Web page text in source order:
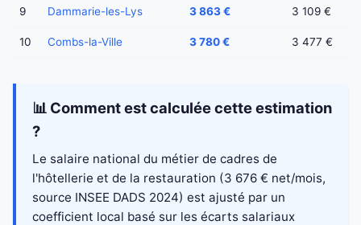
9 Dammarie-les-Lys 3 863 € 3 109 €
10 Combs-la-Ville 3 780 € 3 477 €
📊 Comment est calculée cette estimation
?
Le salaire national du métier de cadres de
l'hôtellerie et de la restauration (3 676 € net/mois,
source INSEE DADS 2024) est ajusté par un
coefficient local basé sur les écarts salariaux